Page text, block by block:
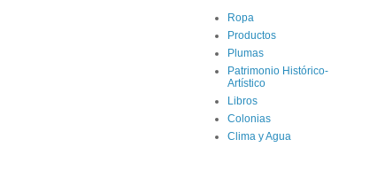
Ropa
Productos
Plumas
Patrimonio Histórico-
Artístico
Libros
Colonias
Clima y Agua